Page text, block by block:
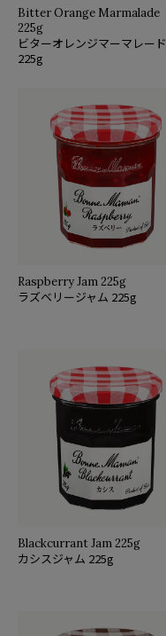
Bitter Orange Marmalade
225g
ビターオレンジマーマレード
225g
Raspberry Jam 225g
ラズベリージャム 225g
Blackcurrant Jam 225g
カシスジャム 225g